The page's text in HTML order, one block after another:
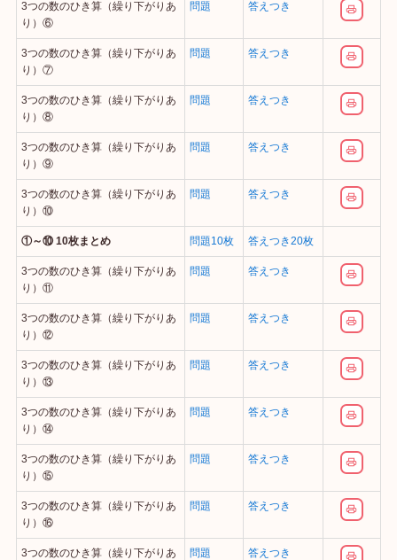
3つの数のひき算（繰り下がりあ
り）⑥
問題 答えつき
3つの数のひき算（繰り下がりあ
り）⑦
問題 答えつき
3つの数のひき算（繰り下がりあ
り）⑧
問題 答えつき
3つの数のひき算（繰り下がりあ
り）⑨
問題 答えつき
3つの数のひき算（繰り下がりあ
り）⑩
問題 答えつき
①～⑩ 10枚まとめ 問題10枚 答えつき20枚
3つの数のひき算（繰り下がりあ
り）⑪
問題 答えつき
3つの数のひき算（繰り下がりあ
り）⑫
問題 答えつき
3つの数のひき算（繰り下がりあ
り）⑬
問題 答えつき
3つの数のひき算（繰り下がりあ
り）⑭
問題 答えつき
3つの数のひき算（繰り下がりあ
り）⑮
問題 答えつき
3つの数のひき算（繰り下がりあ
り）⑯
問題 答えつき
3つの数のひき算（繰り下がりあ
問題 答えつき